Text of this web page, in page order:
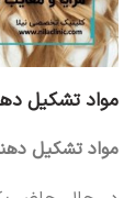
مواد تشکیل
مواد تشکیل